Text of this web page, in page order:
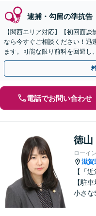
逮捕・勾留の準抗告
【関西エリア対応】【初回面
なら今すぐご相談ください！迅
ます。可能な限り前科を回避し
します【休日・夜間相談可】
電話でお問い合わせ
徳山
ローイ
滋賀
【「
【駐
小さな